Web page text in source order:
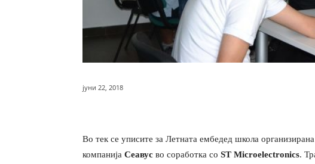
јуни 22, 2018
Во тек се уписите за Летната ембедед школа
компанија Сеавус во соработка со ST Microelectronics.